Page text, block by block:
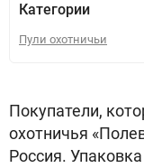
Категории
Пули охотничьи
Покупатели,
охотничья
Россия.